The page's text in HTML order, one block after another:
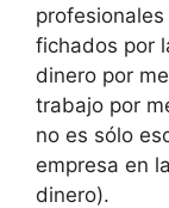
fichados por
dinero por
trabajo por
no es sólo
empresa en
dinero).